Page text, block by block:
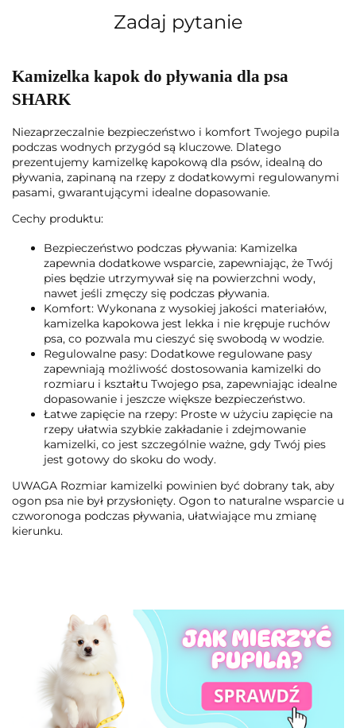
Zadaj pytanie
Kamizelka kapok do pływania dla psa
SHARK
Niezaprzeczalnie bezpieczeństwo i komfort Twojego pupila
podczas wodnych przygód są kluczowe. Dlatego
prezentujemy kamizelkę kapokową dla psów, idealną do
pływania, zapinaną na rzepy z dodatkowymi regulowanymi
pasami, gwarantującymi idealne dopasowanie.
Cechy produktu:
Bezpieczeństwo podczas pływania: Kamizelka
zapewnia dodatkowe wsparcie, zapewniając, że Twój
pies będzie utrzymywał się na powierzchni wody,
nawet jeśli zmęczy się podczas pływania.
Komfort: Wykonana z wysokiej jakości materiałów,
kamizelka kapokowa jest lekka i nie krępuje ruchów
psa, co pozwala mu cieszyć się swobodą w wodzie.
Regulowalne pasy: Dodatkowe regulowane pasy
zapewniają możliwość dostosowania kamizelki do
rozmiaru i kształtu Twojego psa, zapewniając idealne
dopasowanie i jeszcze większe bezpieczeństwo.
Łatwe zapięcie na rzepy: Proste w użyciu zapięcie na
rzepy ułatwia szybkie zakładanie i zdejmowanie
kamizelki, co jest szczególnie ważne, gdy Twój pies
jest gotowy do skoku do wody.
UWAGA Rozmiar kamizelki powinien być dobrany tak, aby
ogon psa nie był przysłonięty. Ogon to naturalne wsparcie u
czworonoga podczas pływania, ułatwiające mu zmianę
kierunku.